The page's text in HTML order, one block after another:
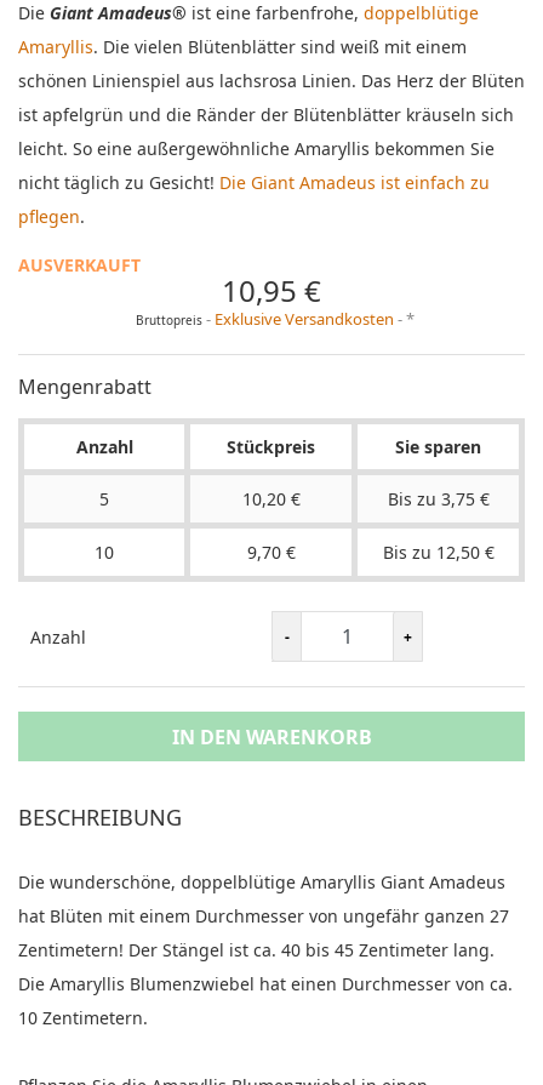
Die Giant Amadeus® ist eine farbenfrohe, doppelblütige
Amaryllis. Die vielen Blütenblätter sind weiß mit einem
schönen Linienspiel aus lachsrosa Linien. Das Herz der Blüten
ist apfelgrün und die Ränder der Blütenblätter kräuseln sich
leicht. So eine außergewöhnliche Amaryllis bekommen Sie
nicht täglich zu Gesicht! Die Giant Amadeus ist einfach zu
pflegen.
AUSVERKAUFT
10,95 €
Bruttopreis Exklusive Versandkosten *
Mengenrabatt
Anzahl Stückpreis Sie sparen
5 10,20 € Bis zu 3,75 €
10 9,70 € Bis zu 12,50 €
Anzahl
IN DEN WARENKORB
BESCHREIBUNG
Die wunderschöne, doppelblütige Amaryllis Giant Amadeus
hat Blüten mit einem Durchmesser von ungefähr ganzen 27
Zentimetern! Der Stängel ist ca. 40 bis 45 Zentimeter lang.
Die Amaryllis Blumenzwiebel hat einen Durchmesser von ca.
10 Zentimetern.